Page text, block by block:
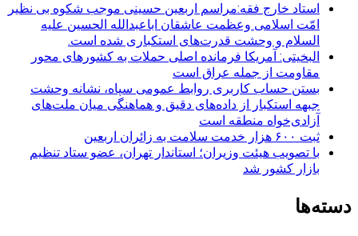
استاد خارج فقه:مراسم اربعین حسینی موجب شکوه بی نظیر
امّت اسلامی وعظمت عاشقان اباعبدالله الحسین علیه
السلام و وحشت قدرت‌های استکباری شده است.
البخیتی: آمریکا فرمانده اصلی حملات به کشورهای محور
مقاومت از جمله عراق است
بستن حساب کاربری روابط عمومی سپاه، نشانه‌ وحشت
جبهه استکبار از داده‌های دقیق و هماهنگی میان ملت‌های
آزادی‌خواه منطقه است
ثبت ۶۰۰ هزار خدمت سلامت به زائران اربعین
با تصویب هیئت وزیران؛ استاندار تهران، عضو ستاد تنظیم
بازار کشور شد
دسته‌ها